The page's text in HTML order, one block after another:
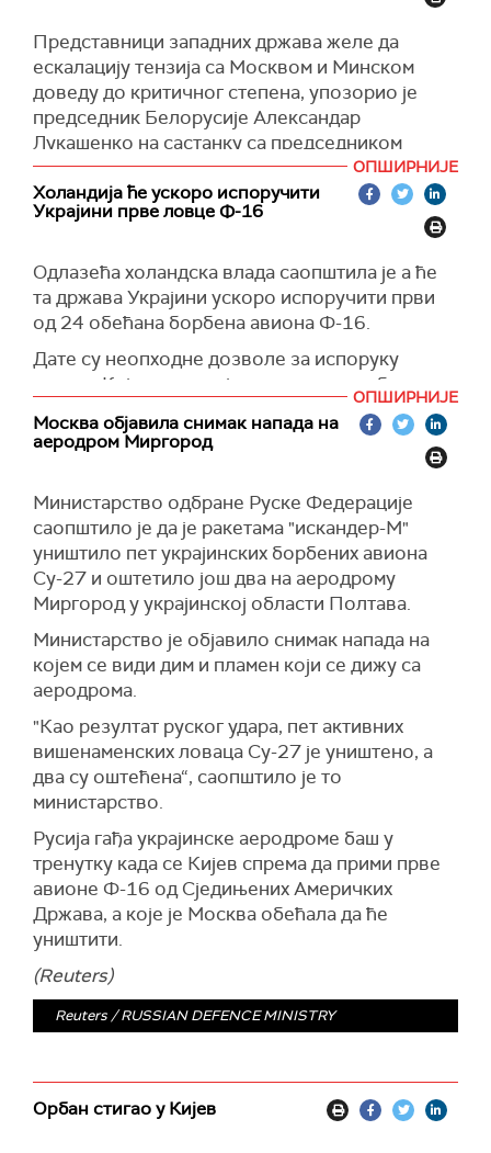
Представници западних држава желе да
ескалацију тензија са Москвом и Минском
доведу до критичног степена, упозорио је
председник Белорусије Александар
Лукашенко на састанку са председником
Државне думе Вјачеславом Володином.
"Они једноставно једва чекају да нас увуку у
обрачун. Доведите ескалацију до те мере да
озбиљна и ни под којим околностима не смемо
да се опуштамо“, рекао је Лукашенко, а
преноси агенцијаБелта.
Указао је да Запад чини све да „раздвоји”
снаге Белорусије дуж границе и онемогући
отпор државе.
Лукашенко је такође замолио Володина да
Владимиру Путину и рекао да планира да се с
њим састане у блиској будућности.
(Известия)
ОПШИРНИЈЕ
Холандија ће ускоро испоручити
Украјини прве ловце Ф-16
Одлазећа холандска влада саопштила је а ће
та држава Украјини ускоро испоручити први
од 24 обећана борбена авиона Ф-16.
Дате су неопходне дозволе за испоруку
авиона Кијеву, рекла је министарка одбране
Каиса Олонгрен у писму парламенту.
Она је из безбедносних разлога одбила да
партији и када ће стићи у Украјину.
(Интерфакс)
ОПШИРНИЈЕ
Москва објавила снимак напада на
аеродром Миргород
Министарство одбране Руске Федерације
саопштило је да је ракетама "искандер-М"
уништило пет украјинских борбених авиона
Су-27 и оштетило још два на аеродрому
Миргород у украјинској области Полтава.
Министарство је објавило снимак напада на
којем се види дим и пламен који се дижу са
аеродрома.
"Као резултат руског удара, пет активних
вишенаменских ловаца Су-27 је уништено, а
два су оштећена“, саопштило је то
министарство.
Русија гађа украјинске аеродроме баш у
тренутку када се Кијев спрема да прими прве
авионе Ф-16 од Сједињених Америчких
Држава, а које је Москва обећала да ће
уништити.
(Reuters)
Reuters / RUSSIAN DEFENCE MINISTRY
Орбан стигао у Кијев